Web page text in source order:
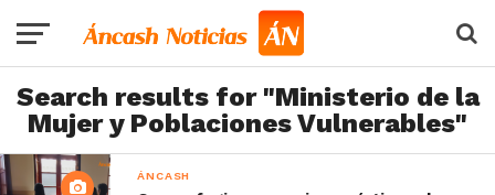
Search results for "Ministerio de la
Mujer y Poblaciones Vulnerables"
ÁNCASH